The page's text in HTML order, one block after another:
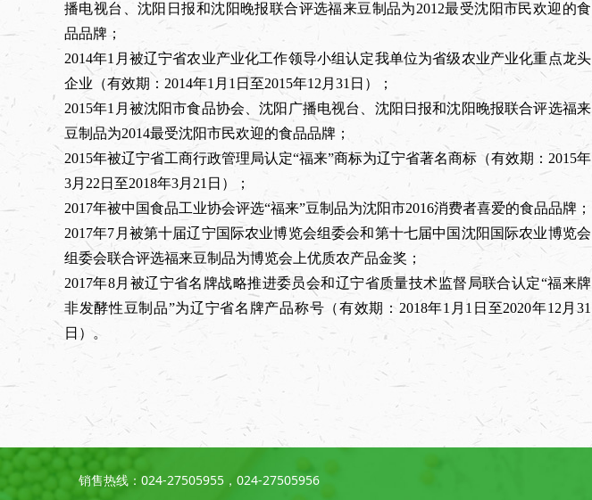
播电视台、沈阳日报和沈阳晚报联合评选福来豆制品为2012最受沈阳市民欢迎的食
品品牌；
2014年1月被辽宁省农业产业化工作领导小组认定我单位为省级农业产业化重点龙头
企业（有效期：2014年1月1日至2015年12月31日）；
2015年1月被沈阳市食品协会、沈阳广播电视台、沈阳日报和沈阳晚报联合评选福来
豆制品为2014最受沈阳市民欢迎的食品品牌；
2015年被辽宁省工商行政管理局认定“福来”商标为辽宁省著名商标（有效期：2015年
3月22日至2018年3月21日）；
2017年被中国食品工业协会评选“福来”豆制品为沈阳市2016消费者喜爱的食品品牌；
2017年7月被第十届辽宁国际农业博览会组委会和第十七届中国沈阳国际农业博览会
组委会联合评选福来豆制品为博览会上优质农产品金奖；
2017年8月被辽宁省名牌战略推进委员会和辽宁省质量技术监督局联合认定“福来牌
非发酵性豆制品”为辽宁省名牌产品称号（有效期：2018年1月1日至2020年12月31
日）。
销售热线： 024-27505955，024-27505956